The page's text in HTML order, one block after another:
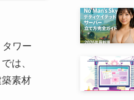
ワー
は、
素材